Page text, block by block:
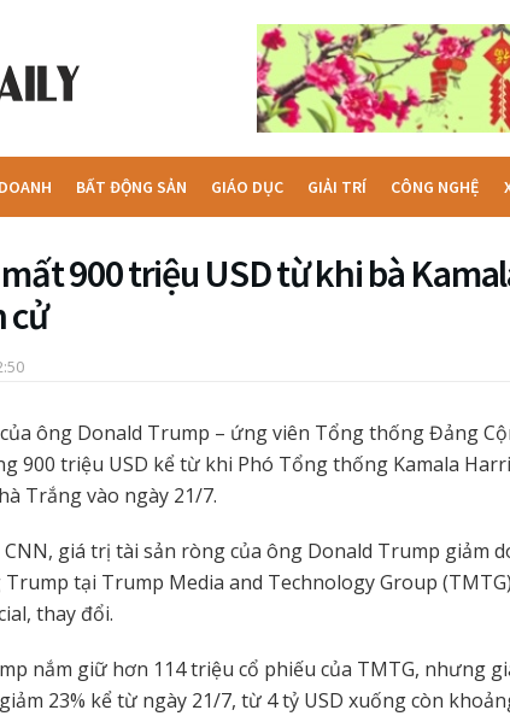
BẤT ĐỘNG SẢN GIÁO DỤC GIẢI TRÍ CÔNG NGHỆ
900 triệu USD từ khi bà
cử
ông Donald Trump – ứng viên Tổng thống Đảng
900 triệu USD kể từ khi Phó Tổng thống Kamala
Trắng vào ngày 21/7.
giá trị tài sản ròng của ông Donald Trump giảm
tại Trump Media and Technology Group
thay đổi.
nắm giữ hơn 114 triệu cổ phiếu của TMTG, nhưng
23% kể từ ngày 21/7, từ 4 tỷ USD xuống còn